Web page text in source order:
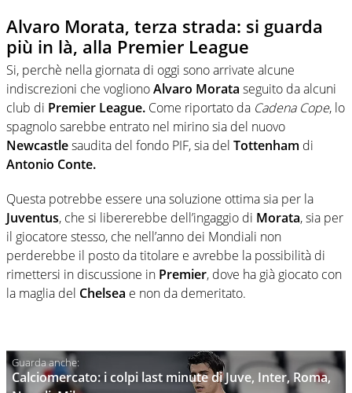
Alvaro Morata, terza strada: si guarda
più in là, alla Premier League
Si, perchè nella giornata di oggi sono arrivate alcune
indiscrezioni che voglionoAlvaro Morata seguito da alcuni
club di Premier League. Come riportato da Cadena Cope, lo
spagnolo sarebbe entrato nel mirino sia del nuovo
Newcastlesaudita del fondo PIF, sia del Tottenham di
Antonio Conte.
Questa potrebbe essere una soluzione ottima sia per la
Juventus, che si libererebbe dell’ingaggio di Morata, sia per
il giocatore stesso, che nell’anno dei Mondiali non
perderebbe il posto da titolare e avrebbe la possibilità di
rimettersi in discussione in Premier, dove ha già giocato con
la maglia del Chelsea e non da demeritato.
Calciomercato: i colpi last minute di Juve, Inter, Roma,